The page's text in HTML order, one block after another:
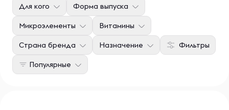
Фильтры
Для кого Форма выпуска
Микроэлементы Витамины
Страна бренда Назначение
Популярные